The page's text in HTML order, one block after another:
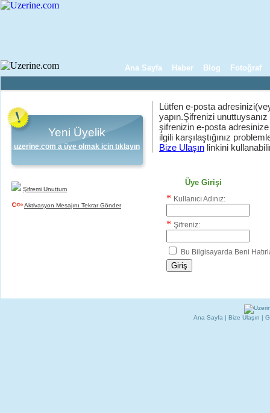
Ana Sayfa Haber Blog Fotoğraf
Yeni Üyelik
uzerine.com a üye olmak için tıklayın
Şifremi Unuttum
Aktivasyon Mesajını Tekrar Gönder
Lütfen e-posta
yapın.Şifrenizi
şifrenizin e-posta
ilgili karşılaştığınız
Bize Ulaşın linkini
Üye Girişi
* Kullanıcı Adınız:
* Şifreniz:
Bu Bilgisayarda Beni
Ana Sayfa | Bize Ulaşın |